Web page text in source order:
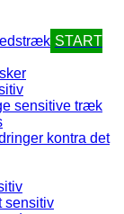
START
sensitive træk
kontra det
sensitiv